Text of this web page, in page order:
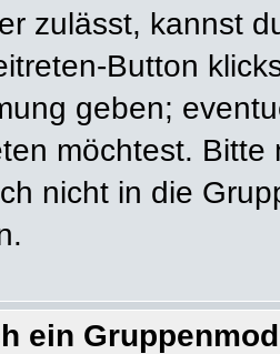
zulässt, kannst
Button
geben;
möchtest.
nicht in die
ein